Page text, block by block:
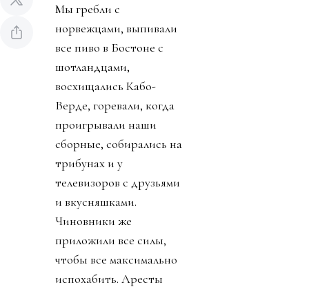
Мы гребли с
норвежцами, выпивали
все пиво в Бостоне с
шотландцами,
восхищались Кабо-
Верде, горевали, когда
проигрывали наши
сборные, собирались на
трибунах и у
телевизоров с друзьями
и вкусняшками.
Чиновники же
приложили все силы,
чтобы все максимально
испохабить. Аресты